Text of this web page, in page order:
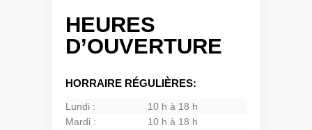
HEURES
D’OUVERTURE
HORRAIRE RÉGULIÈRES:
Lundi :
10 h à 18 h
Mardi :
10 h à 18 h